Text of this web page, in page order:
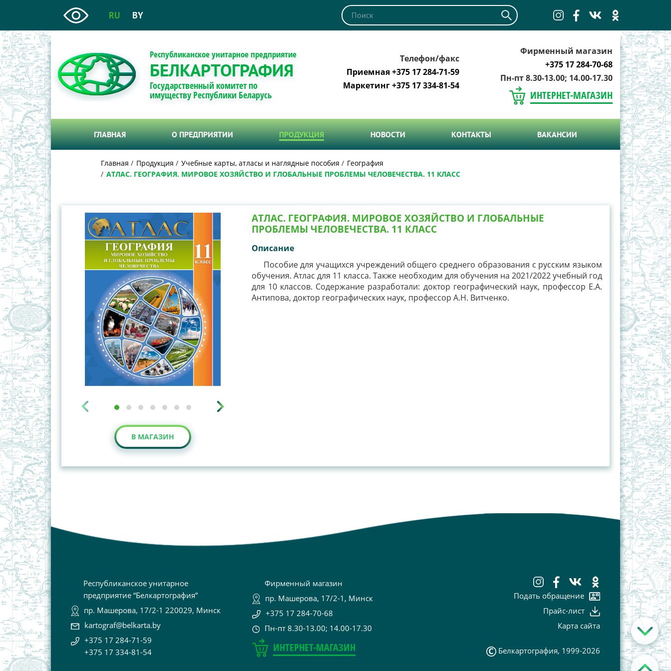
RU BY
Республиканское унитарное предприятие
БЕЛКАРТОГРАФИЯ
Государственный комитет по
имуществу Республики Беларусь
Телефон/факс
Приемная +375 17 284-71-59
Маркетинг +375 17 334-81-54
Фирменный магазин
+375 17 284-70-68
Пн-пт 8.30-13.00; 14.00-17.30
ИНТЕРНЕТ-МАГАЗИН
ГЛАВНАЯ О ПРЕДПРИЯТИИ ПРОДУКЦИЯ НОВОСТИ КОНТАКТЫ ВАКАНСИИ
Главная Продукция Учебные карты, атласы и наглядные пособия
География
АТЛАС. ГЕОГРАФИЯ. МИРОВОЕ ХОЗЯЙСТВО И ГЛОБАЛЬНЫЕ ПРОБЛЕМЫ ЧЕЛОВЕЧЕСТВА. 11 КЛАСС
В МАГАЗИН
АТЛАС. ГЕОГРАФИЯ. МИРОВОЕ ХОЗЯЙСТВО И ГЛОБАЛЬНЫЕ
ПРОБЛЕМЫ ЧЕЛОВЕЧЕСТВА. 11 КЛАСС
Описание
Пособие для учащихся учреждений общего среднего образования с русским языком
обучения. Атлас для 11 класса. Также необходим для обучения на 2021/2022 учебный год
для 10 классов. Содержание разработали: доктор географический наук, профессор Е.А.
Антипова, доктор географических наук, профессор А.Н. Витченко.
Республиканское унитарное
предприятие “Белкартография”
пр. Машерова, 17/2-1 220029, Минск
kartograf@belkarta.by
+375 17 284-71-59
+375 17 334-81-54
Фирменный магазин
пр. Машерова, 17/2-1, Минск
+375 17 284-70-68
Пн-пт 8.30-13.00; 14.00-17.30
ИНТЕРНЕТ-МАГАЗИН
Подать обращение
Прайс-лист
Карта сайта
Белкартография, 1999-2026